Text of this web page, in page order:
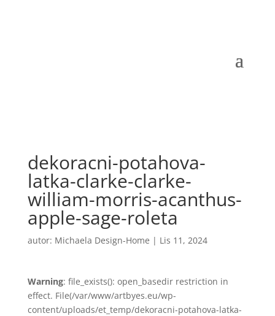
dekoracni-potahova-
latka-clarke-clarke-
william-morris-acanthus-
apple-sage-roleta
autor: Michaela Design-Home | Lis 11, 2024
Warning: file_exists(): open_basedir restriction in
effect. File(/var/www/artbyes.eu/wp-
content/uploads/et_temp/dekoracni-potahova-latka-